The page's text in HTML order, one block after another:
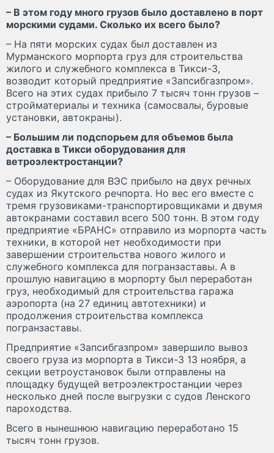
– В этом году много грузов было доставлено в порт
морскими судами. Сколько их всего было?
– На пяти морских судах был доставлен из
Мурманского морпорта груз для строительства
жилого и служебного комплекса в Тикси-­3,
возводит который предприятие «Запсибгазпром».
Всего на этих судах прибыло 7 тысяч тонн грузов –
стройматериалы и техника (самосвалы, буровые
установки, автокраны).
– Большим ли подспорьем для объемов была
доставка в Тикси оборудования для
ветроэлектростанции?
– Оборудование для ВЭС прибыло на двух речных
судах из Якутского речпорта. Но вес его вместе с
тремя грузовиками-­транспортировщиками и двумя
автокранами составил всего 500 тонн. В этом году
предприятие «БРАНС» отправило из морпорта часть
техники, в которой нет необходимости при
завершении строительства нового жилого и
служебного комплекса для погранзаставы. А в
прошлую навигацию в морпорту был переработан
груз, необходимый для строительства гаража
аэропорта (на 27 единиц автотехники) и
продолжения строительства комплекса
погранзаставы.
Предприятие «Запсибгазпром» завершило вывоз
своего груза из морпорта в Тикси­-3 13 ноября, а
секции ветроустановок были отправлены на
площадку будущей ветроэлектростанции через
несколько дней после выгрузки с судов Ленского
пароходства.
Всего в нынешнюю навигацию переработано 15
тысяч тонн грузов.